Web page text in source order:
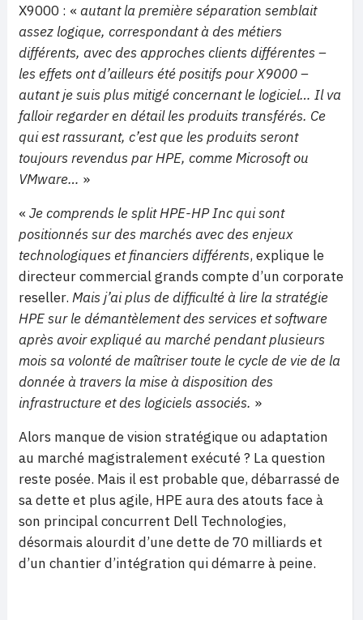
X9000 : « autant la première séparation semblait
assez logique, correspondant à des métiers
différents, avec des approches clients différentes –
les effets ont d’ailleurs été positifs pour X9000 –
autant je suis plus mitigé concernant le logiciel… Il va
falloir regarder en détail les produits transférés. Ce
qui est rassurant, c’est que les produits seront
toujours revendus par HPE, comme Microsoft ou
VMware… »
« Je comprends le split HPE-HP Inc qui sont
positionnés sur des marchés avec des enjeux
technologiques et financiers différents, explique le
directeur commercial grands compte d’un corporate
reseller. Mais j’ai plus de difficulté à lire la stratégie
HPE sur le démantèlement des services et software
après avoir expliqué au marché pendant plusieurs
mois sa volonté de maîtriser toute le cycle de vie de la
donnée à travers la mise à disposition des
infrastructure et des logiciels associés. »
Alors manque de vision stratégique ou adaptation
au marché magistralement exécuté ? La question
reste posée. Mais il est probable que, débarrassé de
sa dette et plus agile, HPE aura des atouts face à
son principal concurrent Dell Technologies,
désormais alourdit d’une dette de 70 milliards et
d’un chantier d’intégration qui démarre à peine.